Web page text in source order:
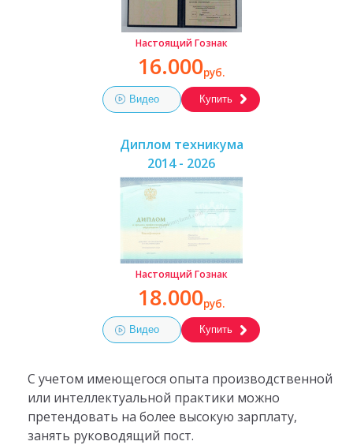
Настоящий Гознак
16.000руб.
Видео Купить
Диплом техникума
2014 - 2026
Настоящий Гознак
18.000руб.
Видео Купить
С учетом имеющегося опыта производственной
или интеллектуальной практики можно
претендовать на более высокую зарплату,
занять руководящий пост.